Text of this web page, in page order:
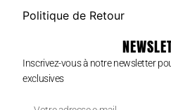
Politique de Retour
Inscrivez-vous à notre newsletter
exclusives